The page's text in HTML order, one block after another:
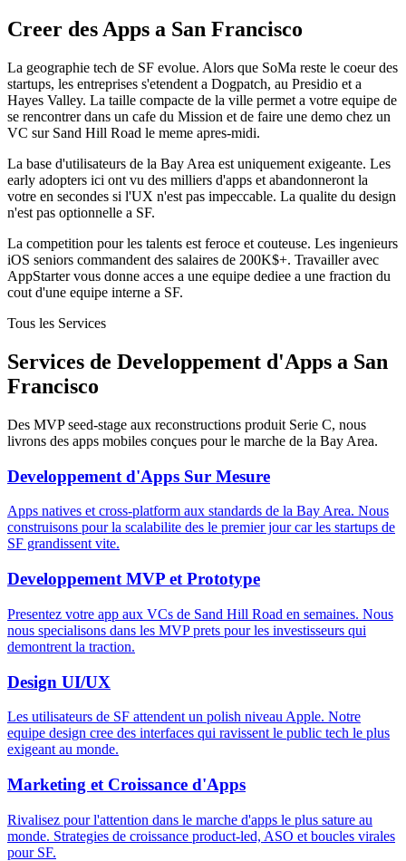
Creer des Apps a San Francisco
La geographie tech de SF evolue. Alors que SoMa reste le coeur des
startups, les entreprises s'etendent a Dogpatch, au Presidio et a
Hayes Valley. La taille compacte de la ville permet a votre equipe de
se rencontrer dans un cafe du Mission et de faire une demo chez un
VC sur Sand Hill Road le meme apres-midi.
La base d'utilisateurs de la Bay Area est uniquement exigeante. Les
early adopters ici ont vu des milliers d'apps et abandonneront la
votre en secondes si l'UX n'est pas impeccable. La qualite du design
n'est pas optionnelle a SF.
La competition pour les talents est feroce et couteuse. Les ingenieurs
iOS seniors commandent des salaires de 200K$+. Travailler avec
AppStarter vous donne acces a une equipe dediee a une fraction du
cout d'une equipe interne a SF.
Tous les Services
Services de Developpement d'Apps a San
Francisco
Des MVP seed-stage aux reconstructions produit Serie C, nous
livrons des apps mobiles conçues pour le marche de la Bay Area.
Developpement d'Apps Sur Mesure
Apps natives et cross-platform aux standards de la Bay Area. Nous
construisons pour la scalabilite des le premier jour car les startups de
SF grandissent vite.
Developpement MVP et Prototype
Presentez votre app aux VCs de Sand Hill Road en semaines. Nous
nous specialisons dans les MVP prets pour les investisseurs qui
demontrent la traction.
Design UI/UX
Les utilisateurs de SF attendent un polish niveau Apple. Notre
equipe design cree des interfaces qui ravissent le public tech le plus
exigeant au monde.
Marketing et Croissance d'Apps
Rivalisez pour l'attention dans le marche d'apps le plus sature au
monde. Strategies de croissance product-led, ASO et boucles virales
pour SF.